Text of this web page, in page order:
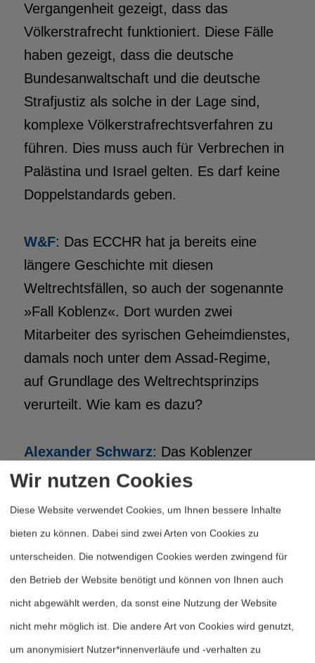
Vergangenheit gezeigt, dass das
Völkerstrafrecht funktioniert. Diese Fälle
haben gezeigt, dass die deutsche
Bundesanwaltschaft und die deutsche
Strafjustiz als solche in der Lage sind,
komplexe Völkerstrafrechtsverfahren zu
führen. Dies muss auch für Verbrechen in
Palästina und Israel gelten. Es darf keine
Doppelstandards geben.
W&F: Das ECCHR hat ja bereits eine
längere Geschichte mit diesen
Weltrechtsfällen, so auch der sogenannte
»Fall Koblenz«. Dort wurden zwei
Mitarbeiter des syrischen Geheimdienstes,
damals noch unter dem Assad-Regime,
auf Grundlage des Weltrechtsprinzips
verurteilt. Wie kam es dazu?
Alexander Schwarz: Das Koblenzer
Verfahren gegen den syrischen
Wir nutzen Cookies
Diese Website verwendet Cookies, um Ihnen bessere Inhalte
bieten zu können. Dabei sind zwei Arten von Cookies zu
unterscheiden. Die notwendigen Cookies werden zwingend für
den Betrieb der Website benötigt und können von Ihnen auch
nicht abgewählt werden, da sonst eine Nutzung der Website
nicht mehr möglich ist. Die andere Art von Cookies wird genutzt,
um anonymisiert Nutzer*innenverläufe und -verhalten zu